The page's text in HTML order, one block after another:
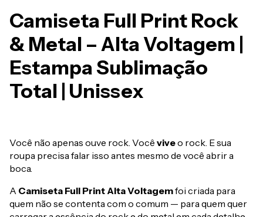
Camiseta Full Print Rock
& Metal – Alta Voltagem |
Estampa Sublimação
Total | Unissex
Você não apenas ouve rock. Você viveo rock. E sua
roupa precisa falar isso antes mesmo de você abrir a
boca.
A Camiseta Full Print Alta Voltagemfoi criada para
quem não se contenta com o comum — para quem quer